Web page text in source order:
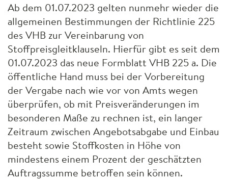
Ab dem 01.07.2023 gelten nunmehr wieder die
allgemeinen Bestimmungen der Richtlinie 225
desVHBzur Vereinbarung von
Stoffpreisgleitklauseln. Hierfür gibt es seit dem
01.07.2023 das neue Formblatt VHB 225 a. Die
öffentliche Hand muss bei der Vorbereitung
der Vergabe nach wie vor von Amts wegen
überprüfen, ob mit Preisveränderungen im
besonderen Maße zu rechnen ist, ein langer
Zeitraum zwischen Angebotsabgabe und Einbau
besteht sowie Stoffkosten in Höhe von
mindestens einem Prozent der geschätzten
Auftragssumme betroffen sein können.